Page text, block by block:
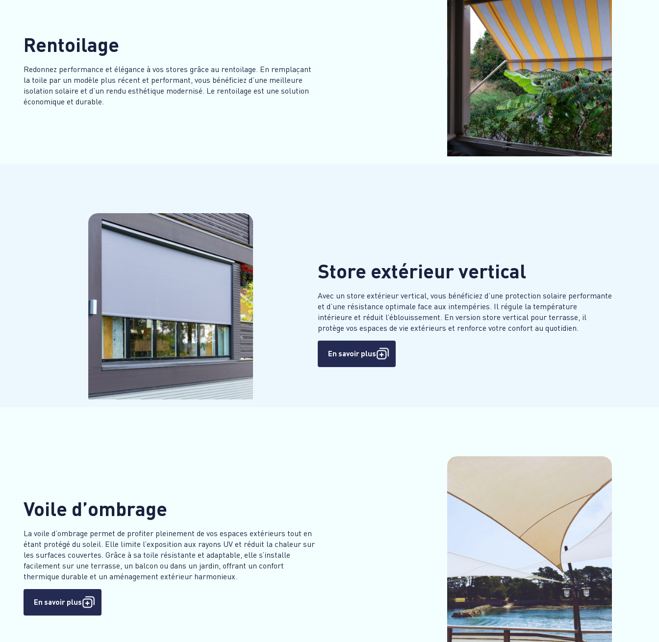
Rentoilage
Redonnez performance et élégance à vos stores grâce au rentoilage. En remplaçant
la toile par un modèle plus récent et performant, vous bénéficiez d’une meilleure
isolation solaire et d’un rendu esthétique modernisé. Le rentoilage est une solution
économique et durable.
Store extérieur vertical
Avec un store extérieur vertical, vous bénéficiez d’une protection solaire performante
et d’une résistance optimale face aux intempéries. Il régule la température
intérieure et réduit l’éblouissement. En version store vertical pour terrasse, il
protège vos espaces de vie extérieurs et renforce votre confort au quotidien.
En savoir plus
Voile d’ombrage
La voile d’ombrage permet de profiter pleinement de vos espaces extérieurs tout en
étant protégé du soleil. Elle limite l’exposition aux rayons UV et réduit la chaleur sur
les surfaces couvertes. Grâce à sa toile résistante et adaptable, elle s’installe
facilement sur une terrasse, un balcon ou dans un jardin, offrant un confort
thermique durable et un aménagement extérieur harmonieux.
En savoir plus